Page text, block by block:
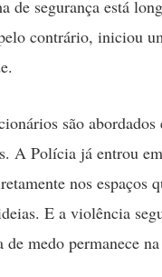
de segurança está
contrário, iniciou
são
A Polícia já entrou
nos espaços
E a violência
medo permanece